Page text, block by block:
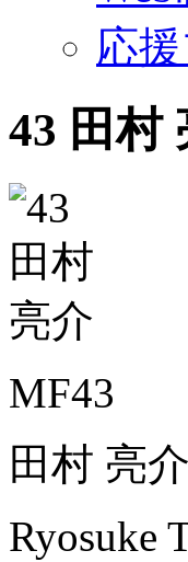
応
43 田村
MF43
田村 亮介
Ryosuke